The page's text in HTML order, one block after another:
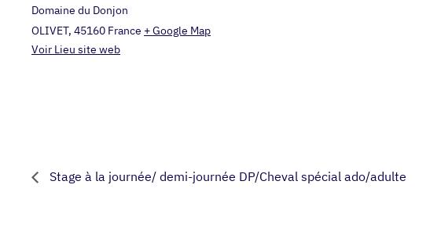
Domaine du Donjon
OLIVET, 45160 France + Google Map
Voir Lieu site web
Stage à la journée/ demi-journée DP/Cheval spécial ado/adulte